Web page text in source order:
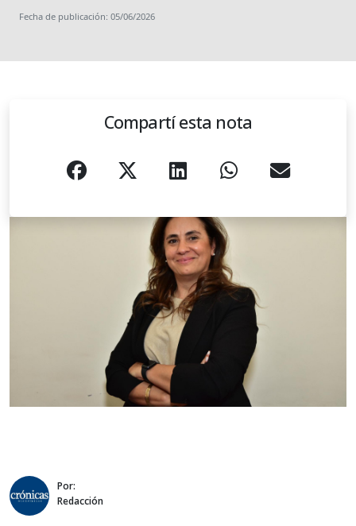
Fecha de publicación: 05/06/2026
Compartí esta nota
Por:
Redacción